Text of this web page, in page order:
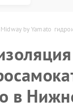
by Yamato
в